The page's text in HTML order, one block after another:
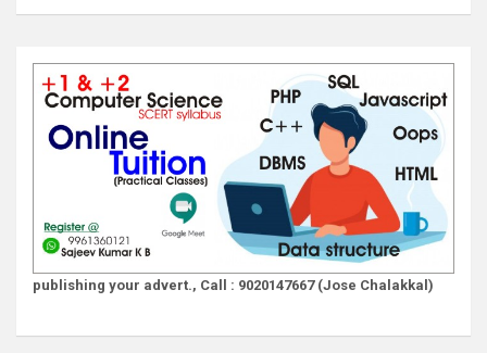
publishing your advert., Call : 9020147667 (Jose Chalakkal)